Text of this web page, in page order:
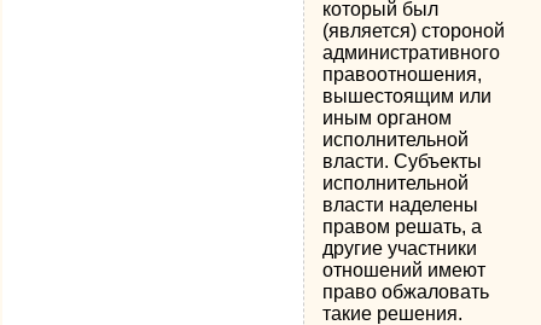
который был
(является) стороной
административного
правоотношения,
вышестоящим или
иным органом
исполнительной
власти. Субъекты
исполнительной
власти наделены
правом решать, а
другие участники
отношений имеют
право обжаловать
такие решения.